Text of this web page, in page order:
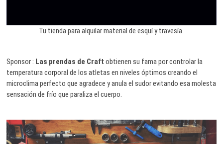
Tu tienda para alquilar material de esquí y travesía.
Sponsor : Las prendas de Craft obtienen su fama por controlar la
temperatura corporal de los atletas en niveles óptimos creando el
microclima perfecto que agradece y anula el sudor evitando esa molesta
sensación de frío que paraliza el cuerpo.